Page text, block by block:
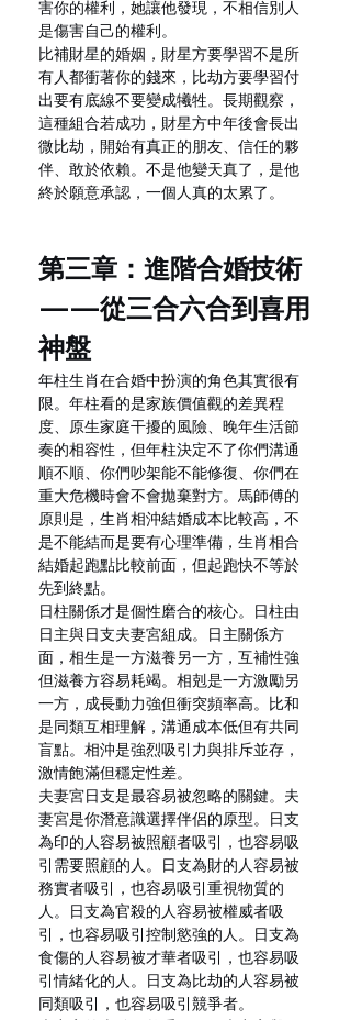
害你的權利，她讓他發現，不相信別人
是傷害自己的權利。
比補財星的婚姻，財星方要學習不是所
有人都衝著你的錢來，比劫方要學習付
出要有底線不要變成犧牲。長期觀察，
這種組合若成功，財星方中年後會長出
微比劫，開始有真正的朋友、信任的夥
伴、敢於依賴。不是他變天真了，是他
終於願意承認，一個人真的太累了。
第三章：進階合婚技術
——從三合六合到喜用
神盤
年柱生肖在合婚中扮演的角色其實很有
限。年柱看的是家族價值觀的差異程
度、原生家庭干擾的風險、晚年生活節
奏的相容性，但年柱決定不了你們溝通
順不順、你們吵架能不能修復、你們在
重大危機時會不會拋棄對方。馬師傅的
原則是，生肖相沖結婚成本比較高，不
是不能結而是要有心理準備，生肖相合
結婚起跑點比較前面，但起跑快不等於
先到終點。
日柱關係才是個性磨合的核心。日柱由
日主與日支夫妻宮組成。日主關係方
面，相生是一方滋養另一方，互補性強
但滋養方容易耗竭。相剋是一方激勵另
一方，成長動力強但衝突頻率高。比和
是同類互相理解，溝通成本低但有共同
盲點。相沖是強烈吸引力與排斥並存，
激情飽滿但穩定性差。
夫妻宮日支是最容易被忽略的關鍵。夫
妻宮是你潛意識選擇伴侶的原型。日支
為印的人容易被照顧者吸引，也容易吸
引需要照顧的人。日支為財的人容易被
務實者吸引，也容易吸引重視物質的
人。日支為官殺的人容易被權威者吸
引，也容易吸引控制慾強的人。日支為
食傷的人容易被才華者吸引，也容易吸
引情緒化的人。日支為比劫的人容易被
同類吸引，也容易吸引競爭者。